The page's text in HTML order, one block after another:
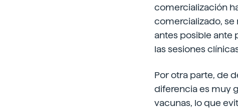
comercialización
comercializado, se
antes posible ante
las sesiones
Por otra parte, de
diferencia es muy
vacunas, lo que